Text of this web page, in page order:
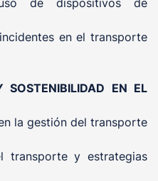
de dispositivos de
en el transporte
EN EL
la gestión del transporte
transporte y estrategias